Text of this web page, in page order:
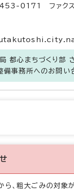
453-0171 ファク
都心まちづくり部
事務所へのお問い
、粗大ごみの対象